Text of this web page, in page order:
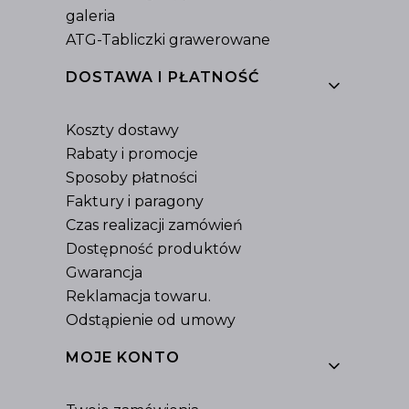
galeria
ATG-Tabliczki grawerowane
DOSTAWA I PŁATNOŚĆ
Koszty dostawy
Rabaty i promocje
Sposoby płatności
Faktury i paragony
Czas realizacji zamówień
Dostępność produktów
Gwarancja
Reklamacja towaru.
Odstąpienie od umowy
MOJE KONTO